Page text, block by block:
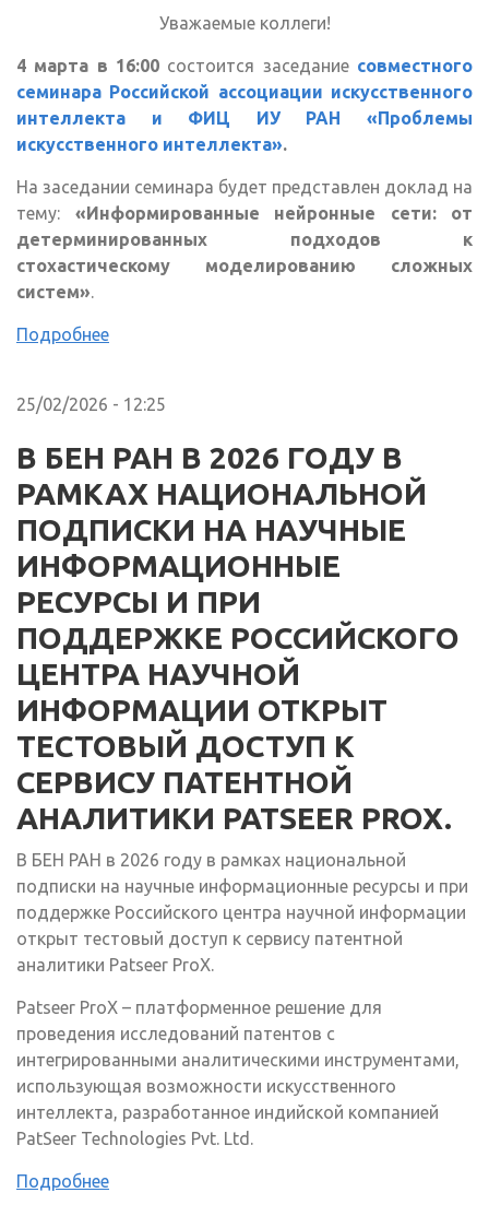
Уважаемые коллеги!
4 марта в 16:00 состоится заседание совместного
семинара Российской ассоциации искусственного
интеллекта и ФИЦ ИУ РАН «Проблемы
искусственного интеллекта».
На заседании семинара будет представлен доклад на
тему: «Информированные нейронные сети: от
детерминированных подходов к
стохастическому моделированию сложных
систем».
Подробнее
25/02/2026 - 12:25
В БЕН РАН В 2026 ГОДУ В
РАМКАХ НАЦИОНАЛЬНОЙ
ПОДПИСКИ НА НАУЧНЫЕ
ИНФОРМАЦИОННЫЕ
РЕСУРСЫ И ПРИ
ПОДДЕРЖКЕ РОССИЙСКОГО
ЦЕНТРА НАУЧНОЙ
ИНФОРМАЦИИ ОТКРЫТ
ТЕСТОВЫЙ ДОСТУП К
СЕРВИСУ ПАТЕНТНОЙ
АНАЛИТИКИ PATSEER PROX.
В БЕН РАН в 2026 году в рамках национальной
подписки на научные информационные ресурсы и при
поддержке Российского центра научной информации
открыт тестовый доступ к сервису патентной
аналитики Patseer ProX.
Patseer ProX – платформенное решение для
проведения исследований патентов с
интегрированными аналитическими инструментами,
использующая возможности искусственного
интеллекта, разработанное индийской компанией
PatSeer Technologies Pvt. Ltd.
Подробнее